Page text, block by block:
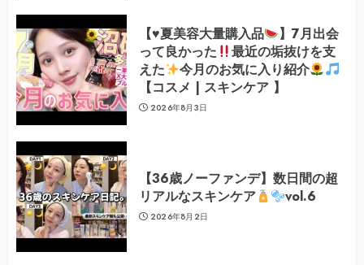
【♥️夏美容大量購入品
】7月出会
って良かった
最近の垢抜けを支
えた
今月のお気に入り紹介
【コスメ | スキンケア 】
2026年8月3日
【36歳ノーファンデ】数日間の超
リアルなスキンケア
vol.6
2026年8月2日